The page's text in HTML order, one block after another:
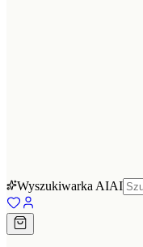
Wyszukiwarka AIAI